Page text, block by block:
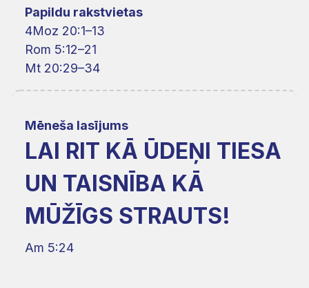
Papildu rakstvietas
4Moz 20:1–13
Rom 5:12–21
Mt 20:29–34
Mēneša lasījums
LAI RIT KĀ ŪDEŅI TIESA
UN TAISNĪBA KĀ
MŪŽĪGS STRAUTS!
Am 5:24